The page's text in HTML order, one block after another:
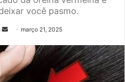
você pasmo.
Mande
e-
mail
março 21, 2025